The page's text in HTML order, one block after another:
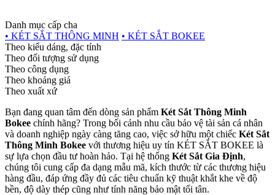
Danh mục cấp cha
• KÉT SẮT THÔNG MINH • KÉT SẮT BOKEE
Theo kiểu dáng, đặc tính
Theo đối tượng sử dụng
Theo công dụng
Theo khoảng giá
Theo xuất xứ
Bạn đang quan tâm đến dòng sản phẩm Két Sắt Thông Minh
Bokee chính hãng? Trong bối cảnh nhu cầu bảo vệ tài sản cá nhân
và doanh nghiệp ngày càng tăng cao, việc sở hữu một chiếc Két Sắt
Thông Minh Bokee với thương hiệu uy tín KÉT SẮT BOKEE là
sự lựa chọn đầu tư hoàn hảo. Tại hệ thống Két Sắt Gia Định,
chúng tôi cung cấp đa dạng mẫu mã, kích thước từ các thương hiệu
hàng đầu, đáp ứng đầy đủ các tiêu chuẩn kỹ thuật khắt khe về độ
bền, độ dày thép cũng như tính năng bảo mật tối tân.